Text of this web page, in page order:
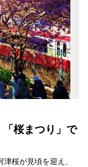
桜まつり」で
桜が見頃を迎え、